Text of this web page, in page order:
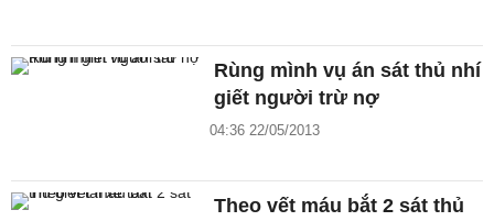
Rùng mình vụ án sát thủ nhí
giết người trừ nợ
04:36 22/05/2013
Theo vết máu bắt 2 sát thủ